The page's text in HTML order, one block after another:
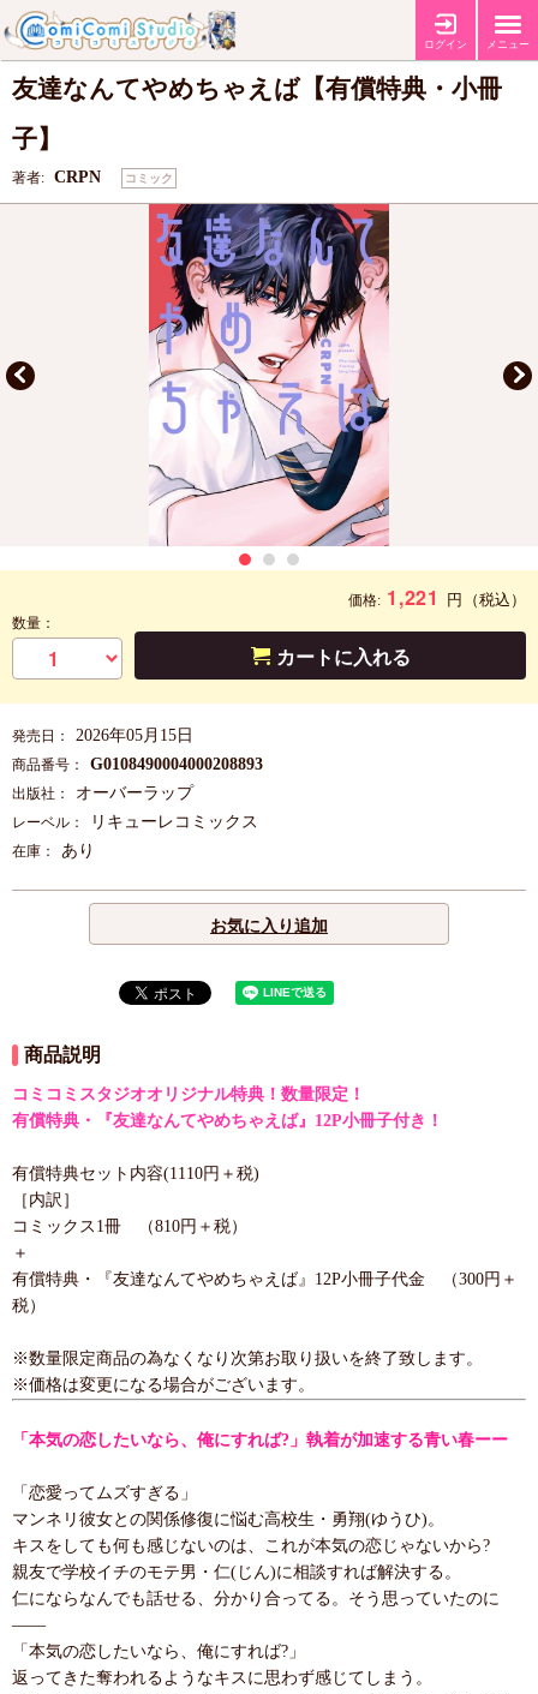
ログイン メニュー
特典 【有償特典・『友達なんてやめちゃえば』12P小冊子】
【コミコミ特典カ
ラーペーパー】 【店舗共通特典ペーパー】
友達なんてやめちゃえば【有償特典・小冊
子】
著者: CRPN コミック
価格: 1,221 円 （税込）
数量：
カートに入れる
発売日： 2026年05月15日
商品番号： G0108490004000208893
出版社： オーバーラップ
レーベル： リキューレコミックス
在庫： あり
お気に入り追加
商品説明
コミコミスタジオオリジナル特典！数量限定！
有償特典・『友達なんてやめちゃえば』12P小冊子付き！
有償特典セット内容(1110円＋税)
［内訳］
コミックス1冊 （810円＋税）
＋
有償特典・『友達なんてやめちゃえば』12P小冊子代金 （300円＋
税）
※数量限定商品の為なくなり次第お取り扱いを終了致します。
※価格は変更になる場合がございます。
「本気の恋したいなら、俺にすれば?」執着が加速する青い春ーー
「恋愛ってムズすぎる」
マンネリ彼女との関係修復に悩む高校生・勇翔(ゆうひ)。
キスをしても何も感じないのは、これが本気の恋じゃないから?
親友で学校イチのモテ男・仁(じん)に相談すれば解決する。
仁にならなんでも話せる、分かり合ってる。そう思っていたのに
――
「本気の恋したいなら、俺にすれば?」
返ってきた奪われるようなキスに思わず感じてしまう。